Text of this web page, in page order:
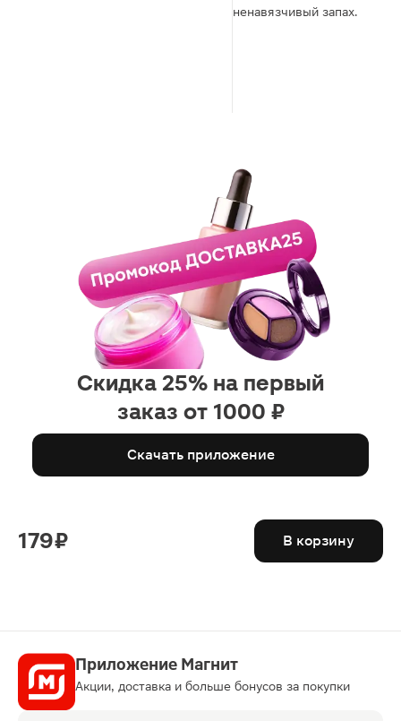
ненавязчивый запах.
Скидка 25% на первый
заказ от 1000 ₽
Скачать приложение
179 ₽ В корзину
Приложение Магнит
Акции, доставка и больше бонусов за покупки